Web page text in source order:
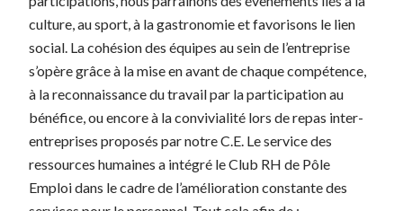
culture, au sport, à la gastronomie et favorisons le lien
social. La cohésion des équipes au sein de l’entreprise
s’opère grâce à la mise en avant de chaque compétence,
à la reconnaissance du travail par la participation au
bénéfice, ou encore à la convivialité lors de repas inter-
entreprises proposés par notre C.E. Le service des
ressources humaines a intégré le Club RH de Pôle
Emploi dans le cadre de l’amélioration constante des